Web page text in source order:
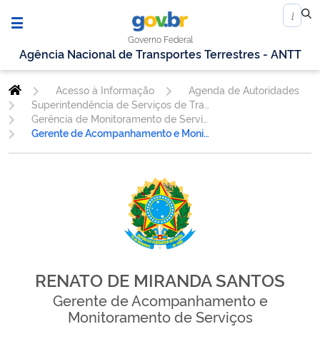
Governo Federal
Agência Nacional de Transportes Terrestres - ANTT
Acesso à Informação
Agenda de Autoridades
Gerente de Acompanhamento e Monitoramento de Serviços
RENATO DE MIRANDA SANTOS
Gerente de Acompanhamento e
Monitoramento de Serviços